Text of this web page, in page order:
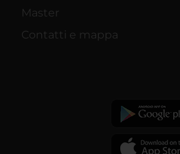
Master
Contatti e mappa